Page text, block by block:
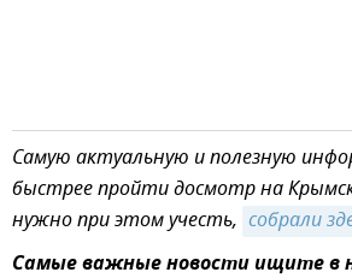
Самую актуальную и полезную
быстрее пройти досмотр на
нужно при этом учесть, собрали
Самые важные новости ищите в